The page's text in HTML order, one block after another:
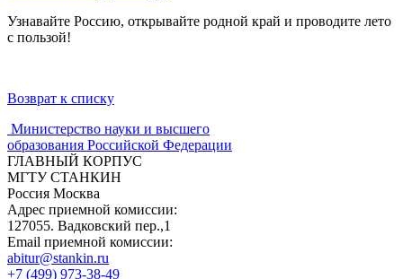
Узнавайте Россию, открывайте родной край и проводите лето
с пользой!
Возврат к списку
Министерство науки и высшего
образования Российской Федерации
ГЛАВНЫЙ КОРПУС
МГТУ СТАНКИН
Россия Москва
Адрес приемной комиссии:
127055. Вадковский пер.,1
Email приемной комиссии:
abitur@stankin.ru
+7 (499) 973-38-49